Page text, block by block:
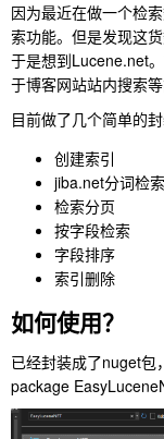
因为最近在做一个检
索功能。但是发现这
于是想到Lucene.net
于博客网站站内搜索等
目前做了几个简单的
创建索引
jiba.net分词检索
检索分页
按字段检索
字段排序
索引删除
如何使用？
已经封装成了nuget包
package